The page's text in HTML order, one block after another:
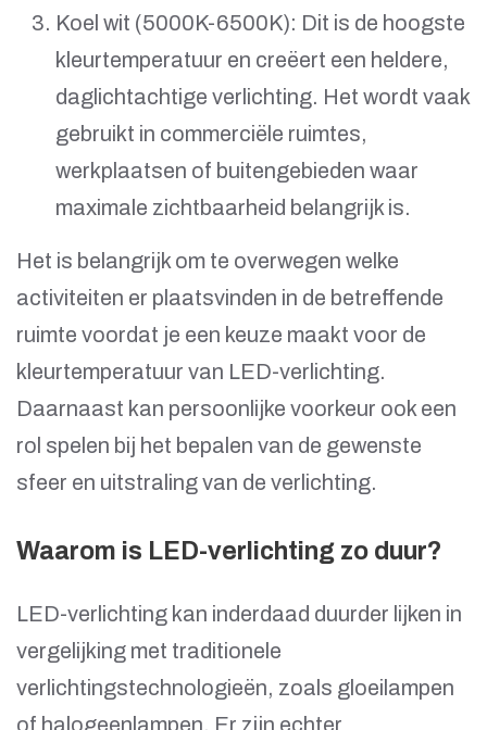
Koel wit (5000K-6500K): Dit is de hoogste
kleurtemperatuur en creëert een heldere,
daglichtachtige verlichting. Het wordt vaak
gebruikt in commerciële ruimtes,
werkplaatsen of buitengebieden waar
maximale zichtbaarheid belangrijk is.
Het is belangrijk om te overwegen welke
activiteiten er plaatsvinden in de betreffende
ruimte voordat je een keuze maakt voor de
kleurtemperatuur van LED-verlichting.
Daarnaast kan persoonlijke voorkeur ook een
rol spelen bij het bepalen van de gewenste
sfeer en uitstraling van de verlichting.
Waarom is LED-verlichting zo duur?
LED-verlichting kan inderdaad duurder lijken in
vergelijking met traditionele
verlichtingstechnologieën, zoals gloeilampen
of halogeenlampen. Er zijn echter